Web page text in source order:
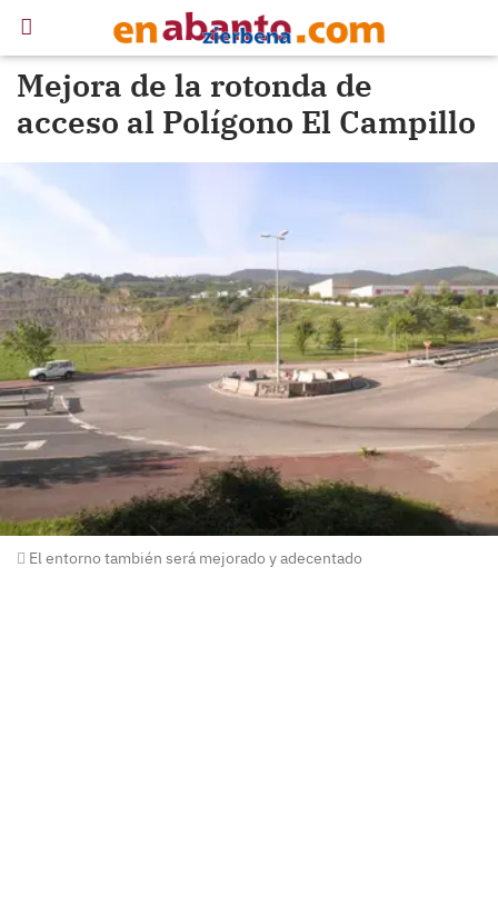
Mejora de la rotonda de
acceso al Polígono El Campillo
El entorno también será mejorado y adecentado